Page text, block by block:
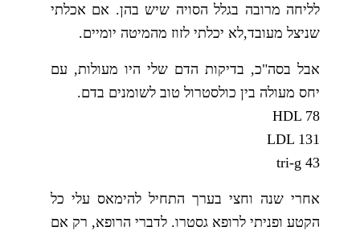
לליחה מרובה בגלל הסויה שיש בהן. אם אכלתי
שניצל מעובד,לא יכלתי לזוז מהמיטה יומיים.
אבל בסה"כ, בדיקות הדם שלי היו מעולות, עם
יחס מעולה בין כולסטרול טוב לשומנים בדם.
HDL 78
LDL 131
tri-g 43
אחרי שנה וחצי בערך התחיל להימאס עלי כל
הקטע ופניתי לרופא גסטרו. לדברי הרופא, רק אם